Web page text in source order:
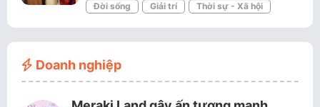
Đời sống Giải trí Thời sự - Xã hội
Doanh nghiệp